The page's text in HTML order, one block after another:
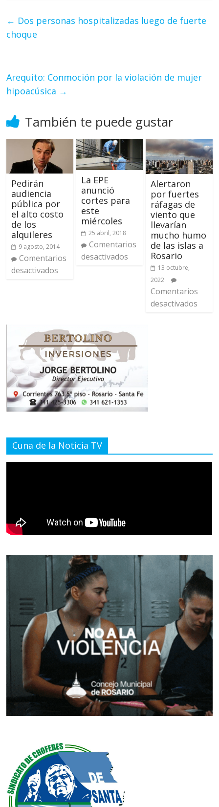
← Dos personas hospitalizadas luego de fuerte
choque
Arequito: Conmoción por la violación de mujer
hipoacúsica →
También te puede gustar
Pedirán
audiencia
pública por
el alto costo
de los
alquileres
9 agosto, 2014
Comentarios
desactivados
La EPE
anunció
cortes para
este
miércoles
25 abril, 2018
Comentarios
desactivados
Alertaron
por fuertes
ráfagas de
viento que
llevarían
mucho humo
de las islas a
Rosario
13 octubre,
2022
Comentarios
desactivados
Cuna de la Noticia TV